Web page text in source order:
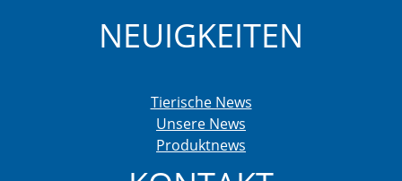
NEUIGKEITEN
Tierische News
Unsere News
Produktnews